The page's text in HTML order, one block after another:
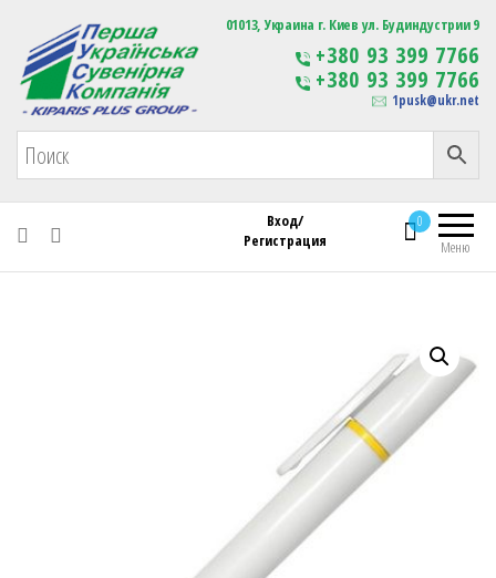
Первая Украинская Сувенирная Компания Изготовление
сувенирной продукции
с логотипом
01013, Украина г. Киев ул. Будиндустрии 9
+380 93 399 7766
+380 93 399 7766
1pusk@ukr.net
Меню
0
Вход/
Регистрация